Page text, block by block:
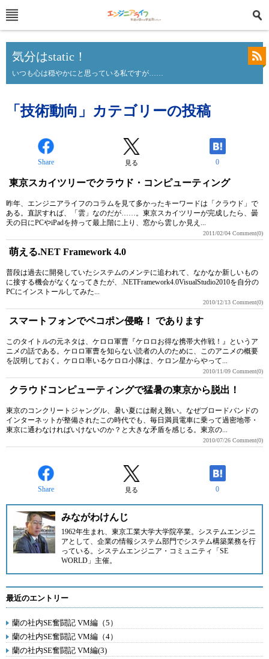
気分はstatic！
いつも心は穏やかにと思っている私ですが……
「技術動向」カテゴリーの投稿
Share 見る 0
東京スカイツリーでクラウド・コンピューティング
昨年、エンジニアライフのコラムを見て多かったキーワードは「クラウド」で
ある。直訳すれば、「雲」なのだが……。東京スカイツリーが完成したら、曇
天の日にPCやiPadを持って最上階に上り、窓から雲しか見え...
2011/02/04 Comment(0)
萌える.NET Framework 4.0
普段は過去に開発していたシステムのメンテに追われて、なかなか新しいもの
に接する機会がなくなってきたが、.NETFramework4.0VisualStudio2010を自分の
PCにインストールしてみた...
2010/12/13 Comment(0)
スマートフォンでペコポン侵略！ であります
このタイトルの元ネタは、ケロロ軍曹『ケロロお得な携帯大作戦！』というア
ニメの話である。ケロロ軍曹を知らない読者の人のために、このアニメの概要
を説明しておく。ケロロ率いるケロロ小隊は、ケロン星からやって...
2010/11/09 Comment(0)
クラウドコンピューティングで猛暑の東京から脱出！
東京のコンクリートジャングル、暑い夏には耐え難い。なぜブロードバンドの
インターネットが整備されたこの時代でも、毎日満員電車に乗って過密地帯・
東京に通わなければいけないのか？と大きな矛盾を感じる。東京の...
2010/07/26 Comment(0)
Share 見る 0
みながわけんじ
1962年生まれ、東京工業大学大学院卒業。システムエンジニ
アとして、企業の情報システム部門でシステム構築業務を行
っている。システムエンジニア・コミュニティ
「SE
WORLD」 主催。
最近のエントリー
蘭の社内SE奮闘記 VM編（5）
蘭の社内SE奮闘記 VM編（4）
蘭の社内SE奮闘記 VM編(3)